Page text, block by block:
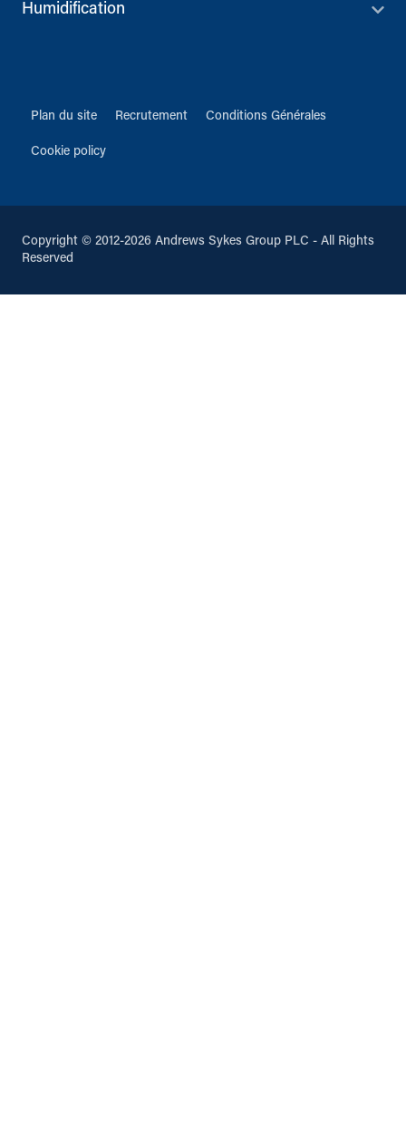
Humidification
Plan du site Recrutement Conditions Générales
Cookie policy
Copyright © 2012-2026 Andrews Sykes Group PLC - All Rights
Reserved